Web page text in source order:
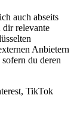
auch abseits
dir relevante
Anbietern
du deren
TikTok